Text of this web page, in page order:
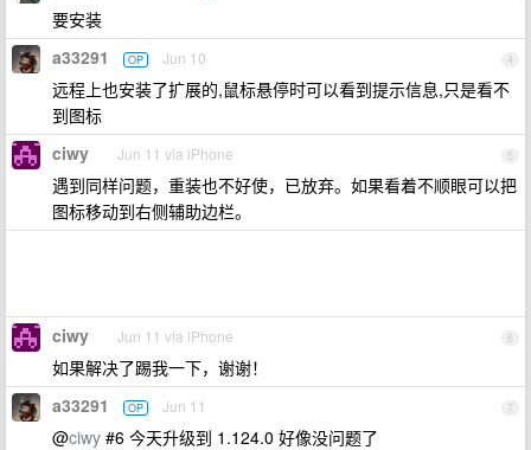
要安装
4
a33291 OP Jun 10
远程上也安装了扩展的,鼠标悬停时可以看到提示信息,只是看不
到图标
5
ciwy Jun 11 via iPhone
遇到同样问题，重装也不好使，已放弃。如果看着不顺眼可以把
图标移动到右侧辅助边栏。
6
ciwy Jun 11 via iPhone
如果解决了踢我一下，谢谢！
7
a33291 OP Jun 11
@ciwy #6 今天升级到 1.124.0 好像没问题了